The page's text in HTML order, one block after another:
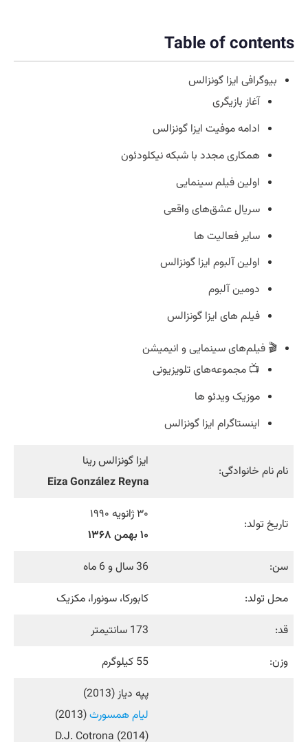
Table of contents
بیوگرافی ایزا گونزالس
آغاز بازیگری
ادامه موفیت ایزا گونزالس
همکاری مجدد با شبکه نیکلودئون
اولین فیلم سینمایی
سریال عشق‌های واقعی
سایر فعالیت ها
اولین آلبوم ایزا گونزالس
دومین آلبوم
فیلم های ایزا گونزالس
🎬 فیلم‌های سینمایی و انیمیشن
📺 مجموعه‌های تلویزیونی
موزیک ویدئو ها
اینستاگرام ایزا گونزالس
نام نام خانوادگی:
ایزا گونزالس رینا
Eiza González Reyna
تاریخ تولد:
۳۰ ژانویه ۱۹۹۰
۱۰ بهمن ۱۳۶۸
سن:
36 سال و 6 ماه
محل تولد:
کابورکا، سونورا، مکزیک
قد:
173 سانتیمتر
وزن:
55 کیلوگرم
پپه دیاز (2013)
لیام همسورث(2013)
D.J. Cotrona (2014)